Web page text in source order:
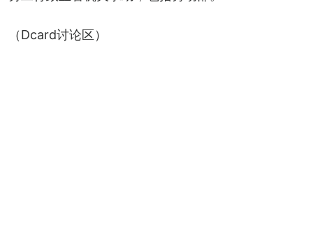
（Dcard讨论区）